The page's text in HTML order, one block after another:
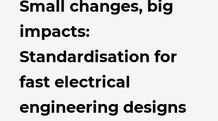
Small changes, big
impacts:
Standardisation for
fast electrical
engineering designs
Технологии за изграждане
Потребителски отчети
EPLAN Data Portal
EPLAN Collaboration Apps
Бруней
България
Великобритания
Германия
Гърция